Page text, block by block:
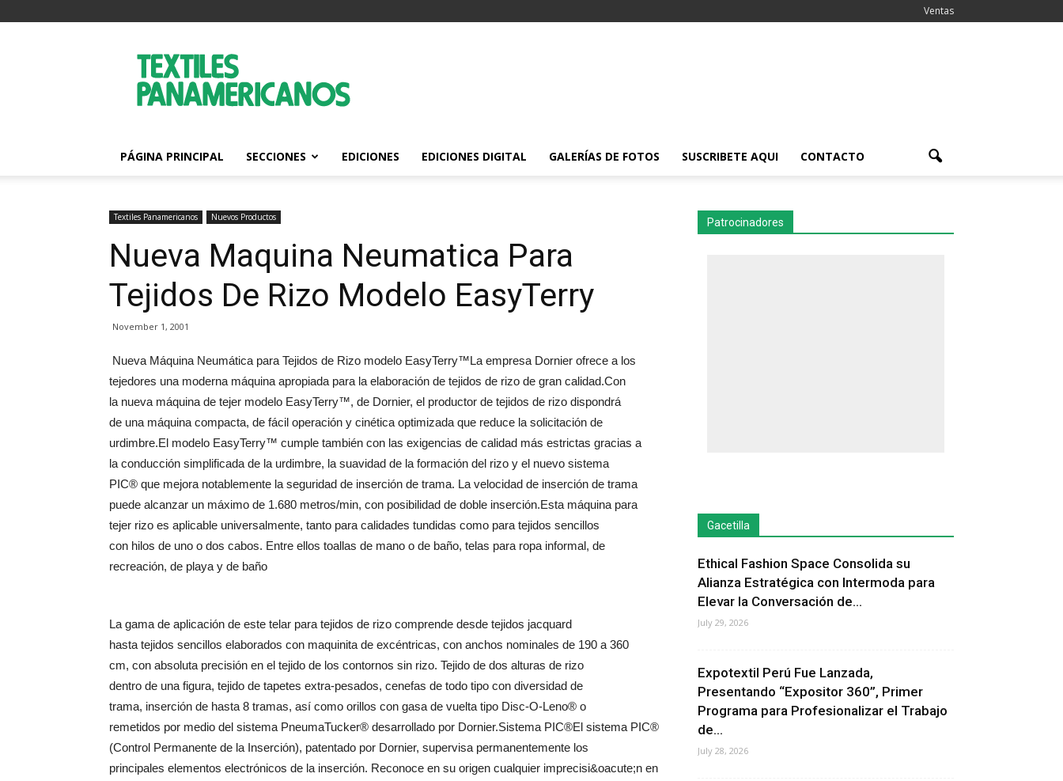
Ventas
Textiles
Panamericanos
PÁGINA PRINCIPAL SECCIONES EDICIONES EDICIONES DIGITAL GALERÍAS DE FOTOS SUSCRIBETE AQUI CONTACTO
Textiles Panamericanos Nuevos Productos
Nueva Maquina Neumatica Para
Tejidos De Rizo Modelo EasyTerry
November 1, 2001
Nueva Máquina Neumática para Tejidos de Rizo modelo EasyTerry™La empresa Dornier ofrece a los
tejedores una moderna máquina apropiada para la elaboración de tejidos de rizo de gran calidad.Con
la nueva máquina de tejer modelo EasyTerry™, de Dornier, el productor de tejidos de rizo dispondrá
de una máquina compacta, de fácil operación y cinética optimizada que reduce la solicitación de
urdimbre.El modelo EasyTerry™ cumple también con las exigencias de calidad más estrictas gracias a
la conducción simplificada de la urdimbre, la suavidad de la formación del rizo y el nuevo sistema
PIC® que mejora notablemente la seguridad de inserción de trama. La velocidad de inserción de trama
puede alcanzar un máximo de 1.680 metros/min, con posibilidad de doble inserción.Esta máquina para
tejer rizo es aplicable universalmente, tanto para calidades tundidas como para tejidos sencillos
con hilos de uno o dos cabos. Entre ellos toallas de mano o de baño, telas para ropa informal, de
recreación, de playa y de baño
La gama de aplicación de este telar para tejidos de rizo comprende desde tejidos jacquard
hasta tejidos sencillos elaborados con maquinita de excéntricas, con anchos nominales de 190 a 360
cm, con absoluta precisión en el tejido de los contornos sin rizo. Tejido de dos alturas de rizo
dentro de una figura, tejido de tapetes extra-pesados, cenefas de todo tipo con diversidad de
trama, inserción de hasta 8 tramas, así como orillos con gasa de vuelta tipo Disc-O-Leno® o
remetidos por medio del sistema PneumaTucker® desarrollado por Dornier.Sistema PIC®El sistema PIC®
(Control Permanente de la Inserción), patentado por Dornier, supervisa permanentemente los
principales elementos electrónicos de la inserción. Reconoce en su origen cualquier imprecisi&oacute;n en
Patrocinadores
Gacetilla
Ethical Fashion Space Consolida su
Alianza Estratégica con Intermoda para
Elevar la Conversación de...
July 29, 2026
Expotextil Perú Fue Lanzada,
Presentando “Expositor 360”, Primer
Programa para Profesionalizar el Trabajo
de...
July 28, 2026